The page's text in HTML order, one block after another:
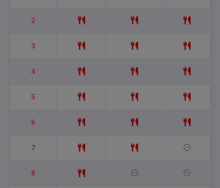
2
3
4
5
6
7
8